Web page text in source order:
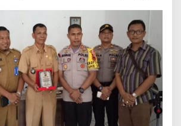
n
g
g
u
r